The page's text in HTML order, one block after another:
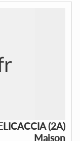
(2A)
Maison